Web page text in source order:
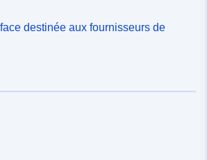
destinée aux fournisseurs de